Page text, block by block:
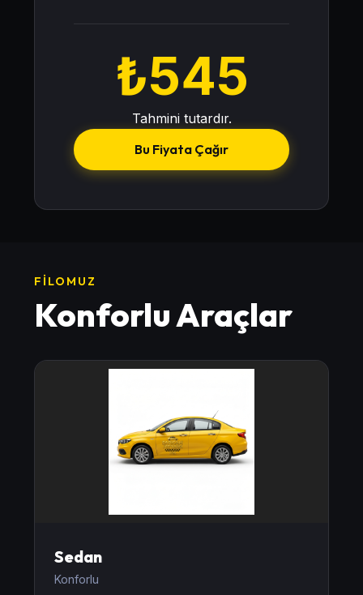
₺545
Tahmini tutardır.
Bu Fiyata Çağır
FILOMUZ
Konforlu Araçlar
Sedan
Konforlu